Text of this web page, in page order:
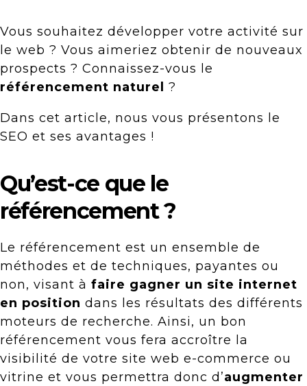
Vous souhaitez développer votre activité sur
le web ? Vous aimeriez obtenir de nouveaux
prospects ? Connaissez-vous le
référencement naturel
?
Dans cet article, nous vous présentons le
SEO et ses avantages !
Qu’est-ce que le
référencement ?
Le référencement est un ensemble de
méthodes et de techniques, payantes ou
non, visant à faire gagner un site internet
en position dans les résultats des différents
moteurs de recherche. Ainsi, un bon
référencement vous fera accroître la
visibilité de votre site web e-commerce ou
vitrine et vous permettra donc d’augmenter